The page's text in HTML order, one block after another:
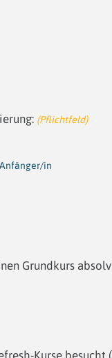
(Pflichtfeld)
in
Grundkurs